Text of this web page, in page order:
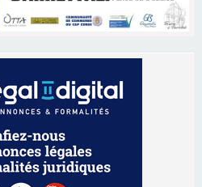
producteurs à Cruculi le